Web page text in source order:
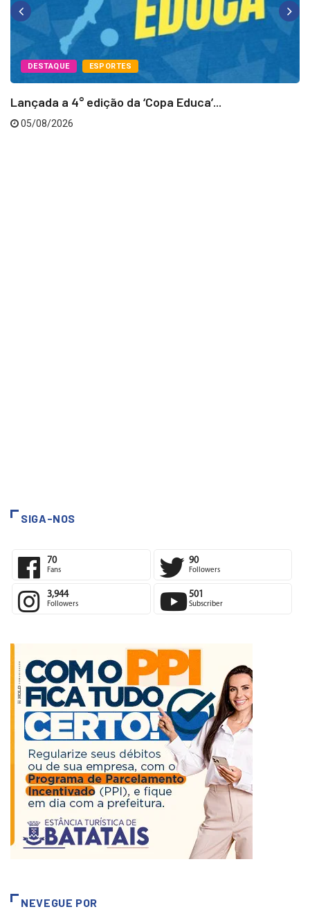
DESTAQUE ESPORTES
Lançada a 4° edição da ‘Copa Educa’...
05/08/2026
SIGA-NOS
70 90
3,944 501
NEVEGUE POR